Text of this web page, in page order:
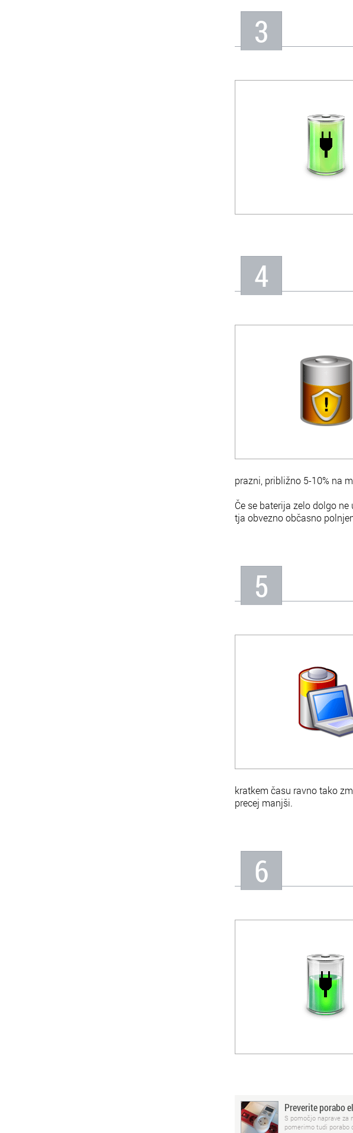
3
4
prazni, približno 5-10% na
Če se baterija zelo dolgo
tja obvezno občasno
5
kratkem času ravno tako
precej manjši.
6
Preverite porabo
S pomočjo naprave za
pomerimo tudi porabo